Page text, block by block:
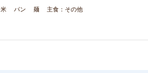
米 パン 麺 主食：その他